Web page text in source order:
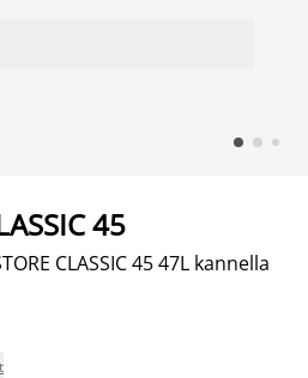
45
CLASSIC 45 47L kannella